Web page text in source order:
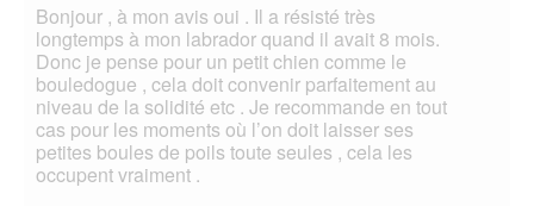
Bonjour , à mon avis oui . Il a résisté très
longtemps à mon labrador quand il avait 8 mois.
Donc je pense pour un petit chien comme le
bouledogue , cela doit convenir parfaitement au
niveau de la solidité etc . Je recommande en tout
cas pour les moments où l’on doit laisser ses
petites boules de poils toute seules , cela les
occupent vraiment .